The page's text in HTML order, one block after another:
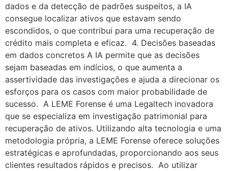
dados e da detecção de padrões suspeitos, a IA
consegue localizar ativos que estavam sendo
escondidos, o que contribui para uma recuperação de
crédito mais completa e eficaz. 4. Decisões baseadas
em dados concretos A IA permite que as decisões
sejam baseadas em indícios, o que aumenta a
assertividade das investigações e ajuda a direcionar os
esforços para os casos com maior probabilidade de
sucesso. A LEME Forense é uma Legaltech inovadora
que se especializa em investigação patrimonial para
recuperação de ativos. Utilizando alta tecnologia e uma
metodologia própria, a LEME Forense oferece soluções
estratégicas e aprofundadas, proporcionando aos seus
clientes resultados rápidos e precisos. Ao utilizar